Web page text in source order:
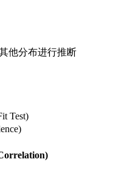
他分布进行推断
Test)